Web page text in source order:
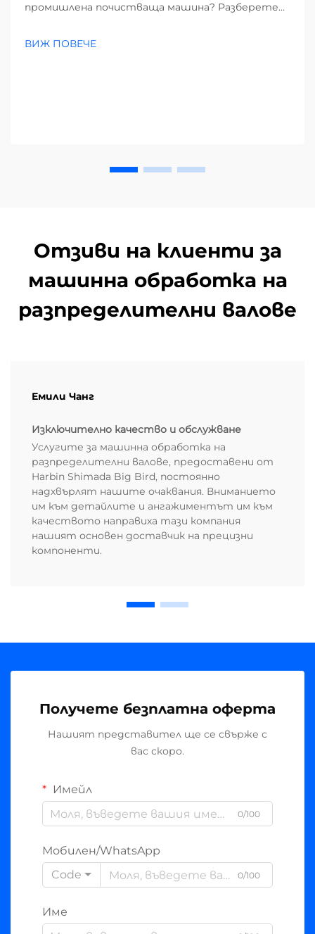
промишлена почистваща машина? Разберете
Намалете разходите и повишете
ВИЖ ПОВЕЧЕ
Отзиви на клиенти за
машинна обработка на
разпределителни валове
Емили Чанг
Изключително качество и обслужване
Услугите за машинна обработка на
разпределителни валове, предоставени от
Harbin Shimada Big Bird, постоянно
надхвърлят нашите очаквания. Вниманието
им към детайлите и ангажиментът им към
качеството направиха тази компания
нашият основен доставчик на прецизни
компоненти.
Получете безплатна оферта
Нашият представител ще се свърже с
вас скоро.
Имейл
0/100
Мобилен/WhatsApp
Code
0/100
Име